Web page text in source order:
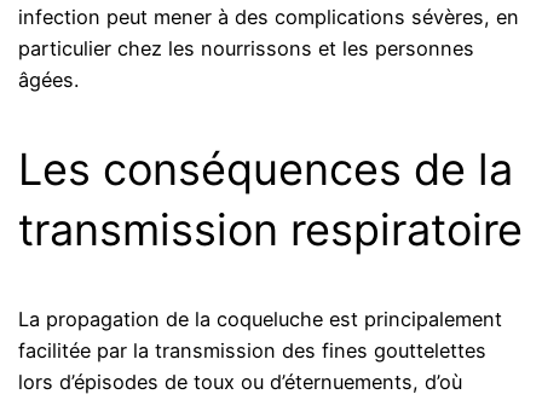
infection peut mener à des complications sévères, en
particulier chez les nourrissons et les personnes
âgées.
Les conséquences de la
transmission respiratoire
La propagation de la coqueluche est principalement
facilitée par la transmission des fines gouttelettes
lors d’épisodes de toux ou d’éternuements, d’où